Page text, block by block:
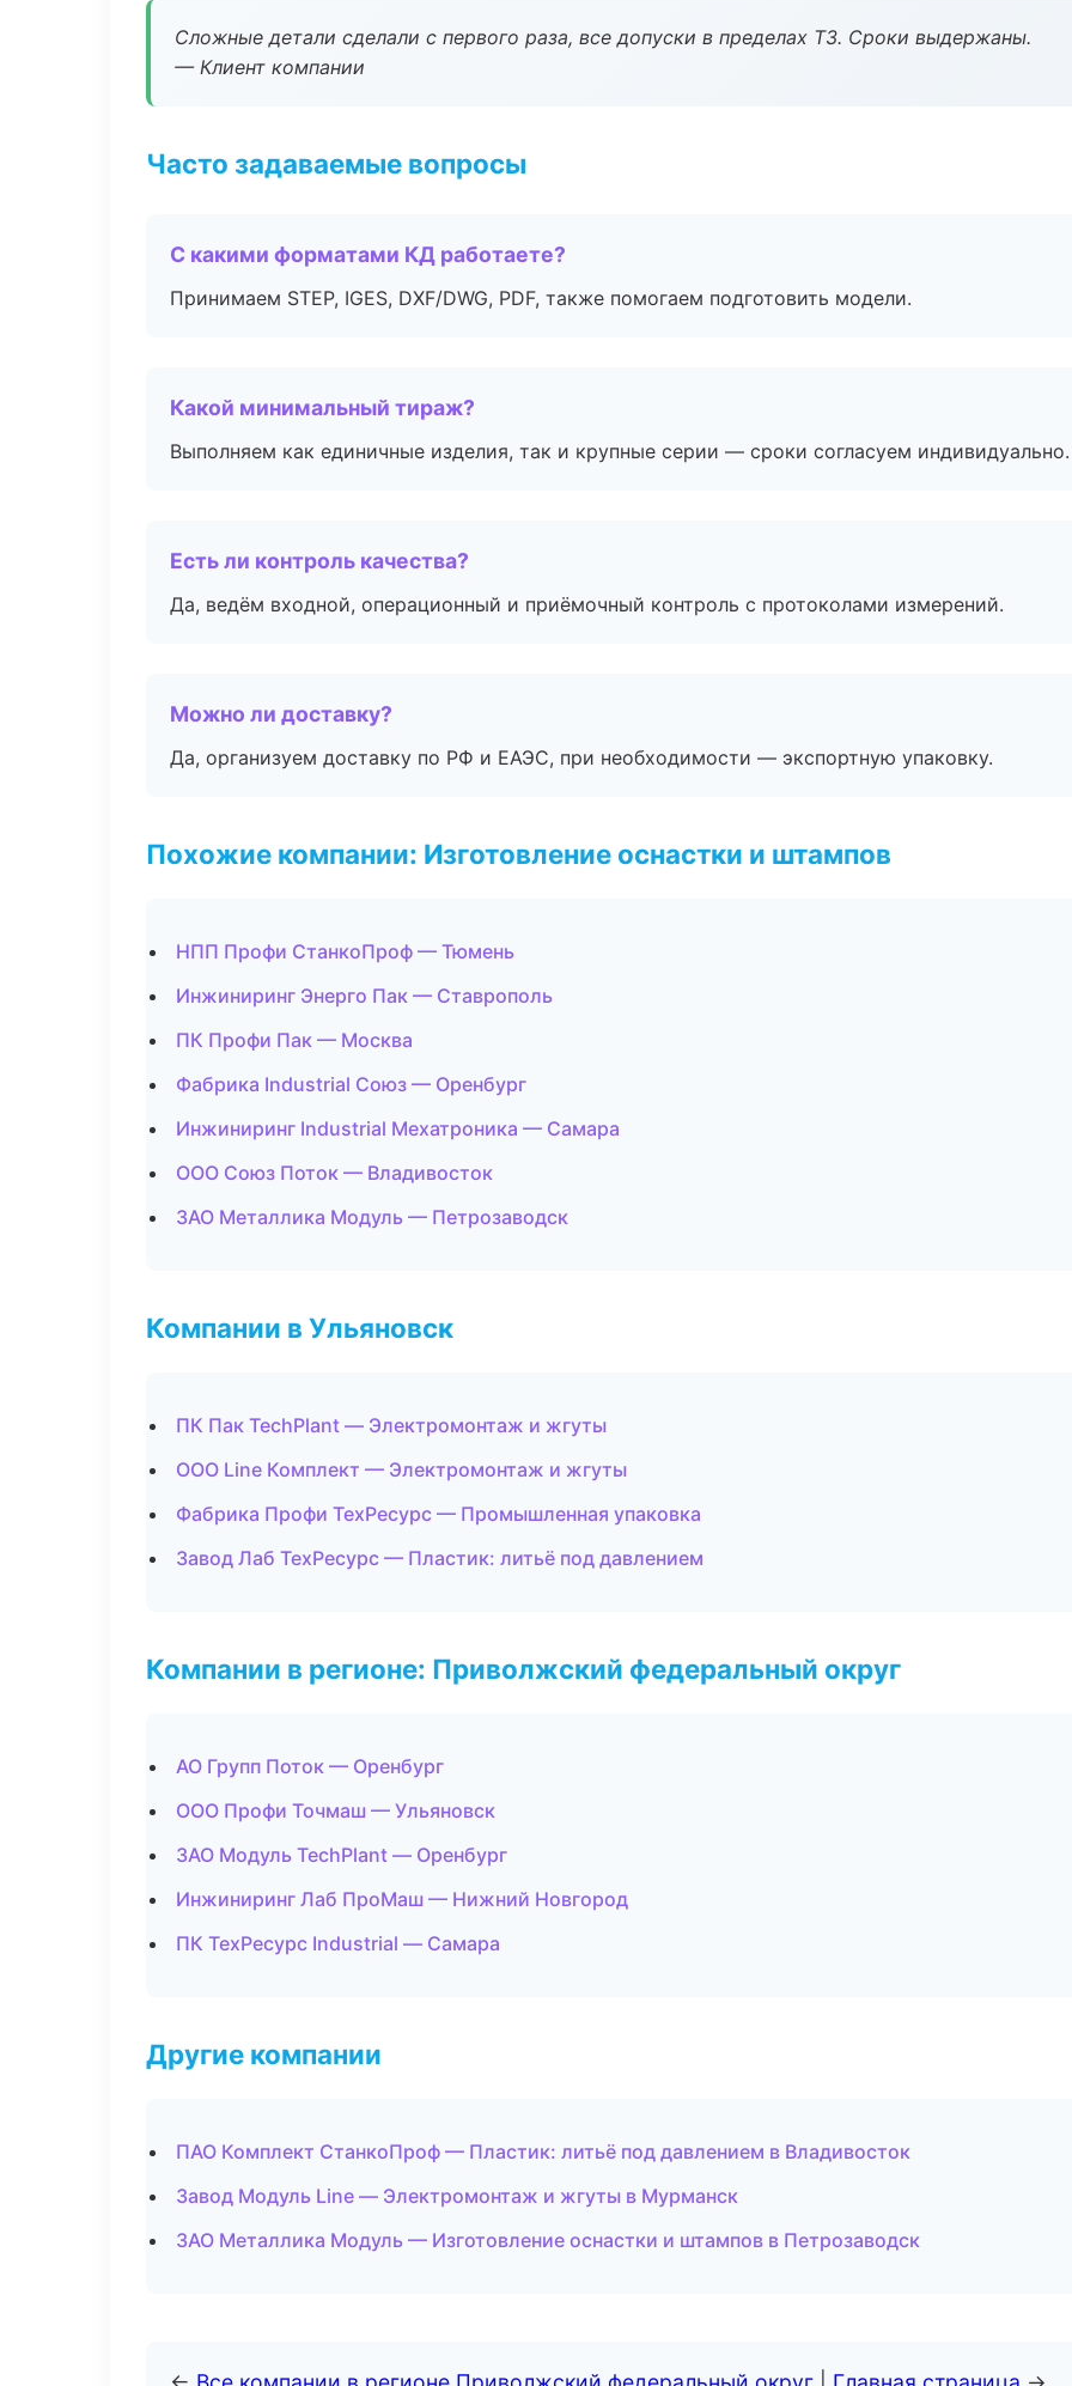
Сложные детали сделали с первого раза, все допуски в пределах ТЗ. Сроки выдержаны.
— Клиент компании
Часто задаваемые вопросы
С какими форматами КД работаете?
Принимаем STEP, IGES, DXF/DWG, PDF, также помогаем подготовить модели.
Какой минимальный тираж?
Выполняем как единичные изделия, так и крупные серии — сроки согласуем индивидуально.
Есть ли контроль качества?
Да, ведём входной, операционный и приёмочный контроль с протоколами измерений.
Можно ли доставку?
Да, организуем доставку по РФ и ЕАЭС, при необходимости — экспортную упаковку.
Похожие компании: Изготовление оснастки и штампов
НПП Профи СтанкоПроф — Тюмень
Инжиниринг Энерго Пак — Ставрополь
ПК Профи Пак — Москва
Фабрика Industrial Союз — Оренбург
Инжиниринг Industrial Мехатроника — Самара
ООО Союз Поток — Владивосток
ЗАО Металлика Модуль — Петрозаводск
Компании в Ульяновск
ПК Пак TechPlant — Электромонтаж и жгуты
ООО Line Комплект — Электромонтаж и жгуты
Фабрика Профи ТехРесурс — Промышленная упаковка
Завод Лаб ТехРесурс — Пластик: литьё под давлением
Компании в регионе: Приволжский федеральный округ
АО Групп Поток — Оренбург
ООО Профи Точмаш — Ульяновск
ЗАО Модуль TechPlant — Оренбург
Инжиниринг Лаб ПроМаш — Нижний Новгород
ПК ТехРесурс Industrial — Самара
Другие компании
ПАО Комплект СтанкоПроф — Пластик: литьё под давлением в Владивосток
Завод Модуль Line — Электромонтаж и жгуты в Мурманск
ЗАО Металлика Модуль — Изготовление оснастки и штампов в Петрозаводск